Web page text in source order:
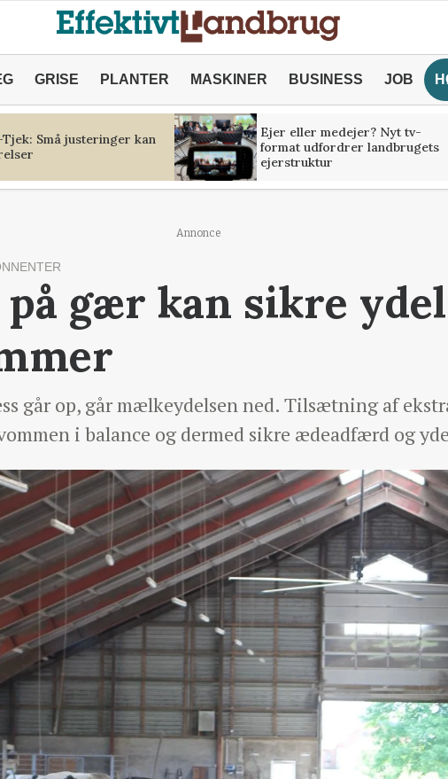
GRISE PLANTER MASKINER BUSINESS JOB
Små justeringer kan
Ejer eller medejer? Nyt tv-
format udfordrer landbrugets
ejerstruktur
Annonce
gær kan sikre
går op, går mælkeydelsen ned. Tilsætning af
i balance og dermed sikre ædeadfærd og